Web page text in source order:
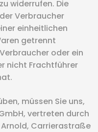
widerrufen. Die
Verbraucher
einheitlichen
getrennt
oder ein
nicht Frachtführer
müssen Sie uns,
vertreten durch
Carrierastraße